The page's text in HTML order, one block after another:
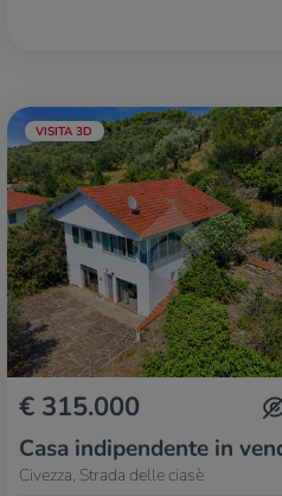
VISITA 3D
€ 315.000
Casa indipendente in
Civezza, Strada delle ciasè